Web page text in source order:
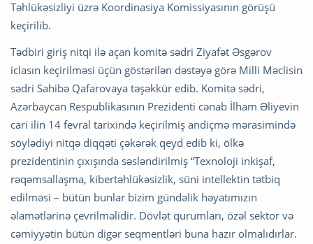
Təhlükəsizliyi üzrə Koordinasiya Komissiyasının görüşü
keçirilib.
Tədbiri giriş nitqi ilə açan komitə sədri Ziyafət Əsgərov
iclasın keçirilməsi üçün göstərilən dəstəyə görə Milli Məclisin
sədri Sahibə Qafarovaya təşəkkür edib. Komitə sədri,
Azərbaycan Respublikasının Prezidenti cənab İlham Əliyevin
cari ilin 14 fevral tarixində keçirilmiş andiçmə mərasimində
söylədiyi nitqə diqqəti çəkərək qeyd edib ki, ölkə
prezidentinin çıxışında səsləndirilmiş “Texnoloji inkişaf,
rəqəmsallaşma, kibertəhlükəsizlik, süni intellektin tətbiq
edilməsi – bütün bunlar bizim gündəlik həyatımızın
əlamətlərinə çevrilməlidir. Dövlət qurumları, özəl sektor və
cəmiyyətin bütün digər seqmentləri buna hazır olmalıdırlar.